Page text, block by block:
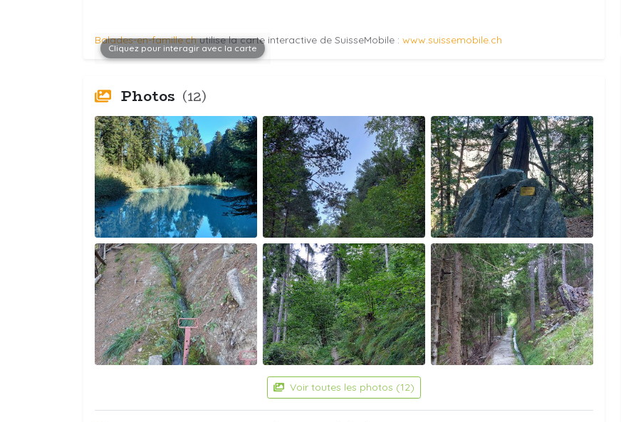
Cliquez pour interagir avec la carte
Balades-en-famille.chutilise la carte interactive de SuisseMobile : www.suissemobile.ch
Photos (12)
Voir toutes les photos (12)